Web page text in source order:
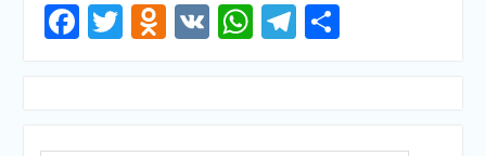
Facebook
Twitter
Odnoklassniki
VK WhatsApp
Telegram
Поиск